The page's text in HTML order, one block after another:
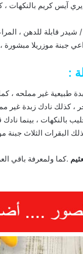
آيس كريم بالنكهات ،
/ شيدر قابلة للدهن ،
جبنة موزريلا مبشورة
:
غير مملحه ،
، كذلك نادك زبدة غير
بالنكهات ، بينما
البقرات الثلاث جبنة
.كما ولمعرفة باقي